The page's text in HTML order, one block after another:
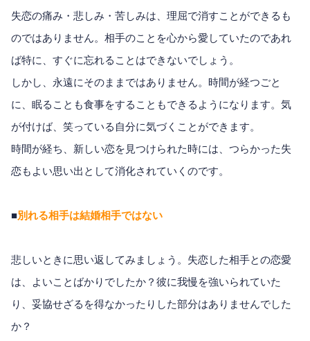
失恋の痛み・悲しみ・苦しみは、理屈で消すことができるも
のではありません。相手のことを心から愛していたのであれ
ば特に、すぐに忘れることはできないでしょう。
しかし、永遠にそのままではありません。時間が経つごと
に、眠ることも食事をすることもできるようになります。気
が付けば、笑っている自分に気づくことができます。
時間が経ち、新しい恋を見つけられた時には、つらかった失
恋もよい思い出として消化されていくのです。
■別れる相手は結婚相手ではない
悲しいときに思い返してみましょう。失恋した相手との恋愛
は、よいことばかりでしたか？彼に我慢を強いられていた
り、妥協せざるを得なかったりした部分はありませんでした
か？